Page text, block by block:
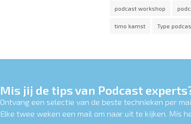
podcast workshop
timo kamst Type
Mis jij de tips van Podcast
Ontvang een selectie van de beste technieken per
Elke twee weken een mail om naar uit te kijken. Mis